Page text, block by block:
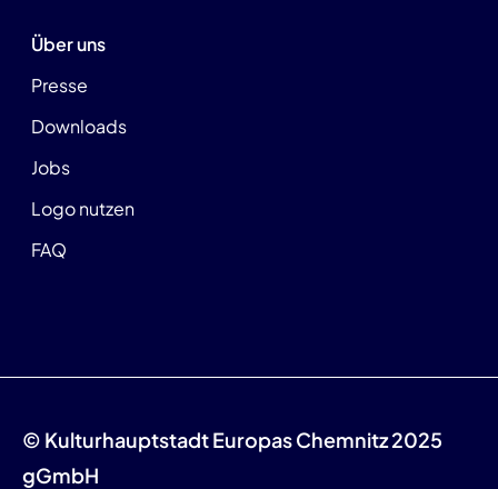
Über uns
Presse
Downloads
Jobs
Logo nutzen
FAQ
© Kulturhauptstadt Europas Chemnitz 2025
gGmbH